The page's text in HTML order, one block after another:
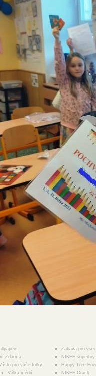
Zdarma
pro vaše fotky
- Válka médií
Zabava pro
NIKEE superhry
Happy Tree
NIKEE Crack